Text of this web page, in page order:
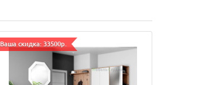
Ваша скидка: 33500р.